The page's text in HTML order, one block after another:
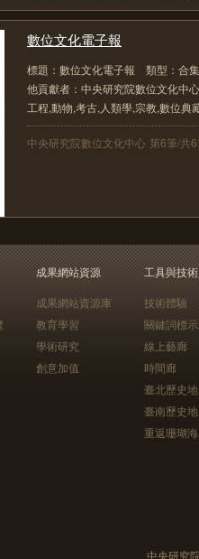
數位文化電子報
標題：數位文化電子報 類型：合
他貢獻者：中央研究院數位文化中
工程,動物,考古,人類學,宗教,數位典
中央研究院數位文化中心 第6筆/共6
成果網站資源
成果網站資源庫
教育學習
學術研究
創意加值
工具與技
技術體驗
關鍵詞標
線上藝廊
時間廊
臺北歷史
臺南歷史
重返珊瑚
中央研究